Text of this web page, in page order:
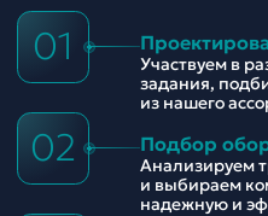
01
Участвуем в
задания,
из нашего
02 Подбор
Анализируем
и выбираем
надежную и